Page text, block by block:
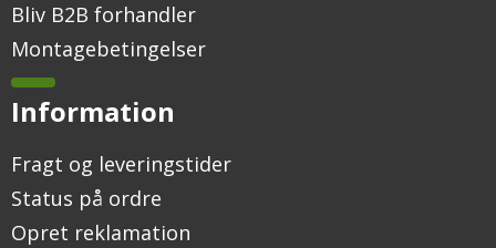
Bliv B2B forhandler
Montagebetingelser
Information
Fragt og leveringstider
Status på ordre
Opret reklamation